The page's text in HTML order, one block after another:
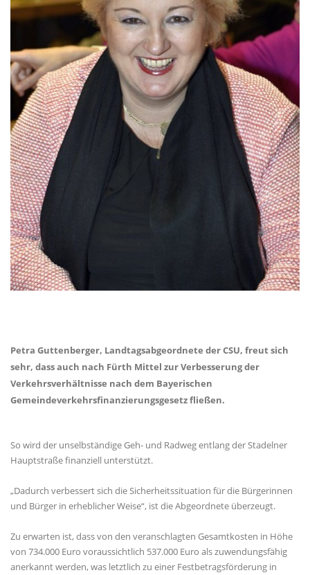
Petra Guttenberger, Landtagsabgeordnete der CSU, freut sich
sehr, dass auch nach Fürth Mittel zur Verbesserung der
Verkehrsverhältnisse nach dem Bayerischen
Gemeindeverkehrsfinanzierungsgesetz fließen.
So wird der unselbständige Geh- und Radweg entlang der Stadelner
Hauptstraße finanziell unterstützt.
Dadurch verbessert sich die Sicherheitssituation für die Bürgerinnen
und Bürger in erheblicher Weise“, ist die Abgeordnete überzeugt.
Zu erwarten ist, dass von den veranschlagten Gesamtkosten in Höhe
von 734.000 Euro voraussichtlich 537.000 Euro als zuwendungsfähig
anerkannt werden, was letztlich zu einer Festbetragsförderung in